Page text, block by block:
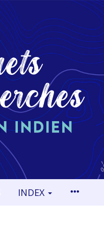
INDEX